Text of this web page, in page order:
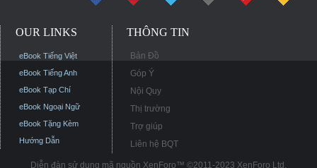
OUR LINKS
eBook Tiếng Việt
eBook Tiếng Anh
eBook Tạp Chí
eBook Ngoại Ngữ
eBook Tặng Kèm
Hướng Dẫn
THÔNG TIN
Bản Đồ
Góp Ý
Nội Quy
Thị trường
Trợ giúp
Liên hệ BQT
Diễn đàn sử dụng mã nguồn XenForo™ ©2011-2023 XenForo Ltd.